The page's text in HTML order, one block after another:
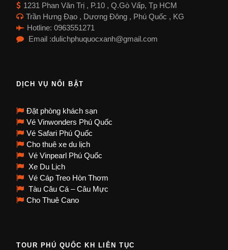
1231 Phan Văn Trị , P.10 , Q.Gò Vấp, Tp HCM
Trần Hưng Đạo , Dương Đông , Phú Quốc , KG
Hotline: 0963551271
Email :dulichphuquocxanh@gmail.com
DỊCH VỤ NỔI BẬT
Đặt phòng khách sạn
Vé Vinwonders Phú Quốc
Vé Safari Phú Quốc
Cho thuê xe du lịch
Vé Vinpearl Phú Quốc
Xe Du Lịch
Vé Cáp Treo Hòn Thơm
Tàu Câu Cá – Câu Mực
Cho Thuê Cano
TOUR PHÚ QUỐC KH LIÊN TỤC